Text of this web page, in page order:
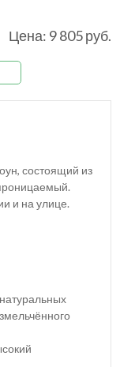
Цена: 9 805 руб.
состоящий из
и на улице.